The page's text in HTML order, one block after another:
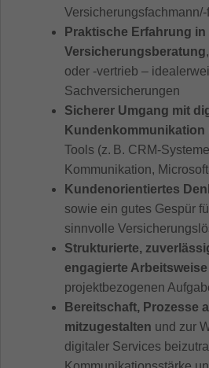
Versicherungsfachmann/-
Praktische Erfahrung in
Versicherungsberatung
oder -vertrieb –
Sachversicherungen
Sicherer Umgang mit
Kundenkommunikation
Tools (z. B. CRM-
Kommunikation,
Kundenorientiertes
sowie ein gutes Gespür
sinnvolle
Strukturierte,
engagierte Arbeitsweise
projektbezogenen
Bereitschaft, Prozesse
mitzugestalten und zur
digitaler Services